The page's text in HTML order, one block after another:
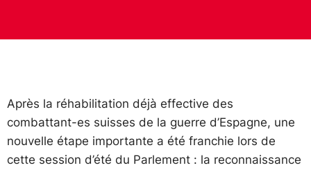
Après la réhabilitation déjà effective des
combattant-es suisses de la guerre d’Espagne, une
nouvelle étape importante a été franchie lors de
cette session d’été du Parlement : la reconnaissance